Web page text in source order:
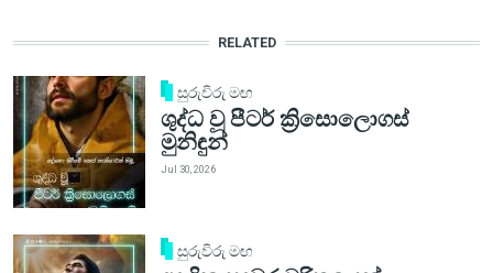
RELATED
සුරුවිරු මඟ
ශුද්ධ වූ පීටර් ක්‍රිසොලොගස්
මුනිඳුන්
Jul 30, 2026
සුරුවිරු මඟ